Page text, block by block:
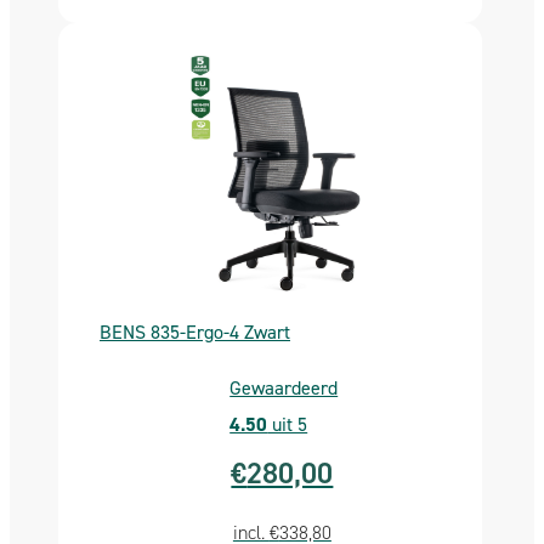
lendensteun krijgt u de optimale ondersteuning voor
Comfortabele hoofdsteun
– Een verstelbare hoofdsteun biedt extra
ondersteuning aan met name de nek maar ook uw
hoofd, wat essentieel is voor een lange werkdag.
3D Verstelbare armleggers
voren en achteren en schuin naar binnen en buiten.
Zo krijgen uw armen altijd de perfecte
ondersteuning, ongeacht uw werkhouding.
PHD Wielen voor alle vloertypen
– Voorzien van hoogwaardige PHD wielen die zorgen
voor soepele mobiliteit op zowel vloerbedekking als
BENS 835-Ergo-4 Zwart
Gewaardeerd
4.50 uit 5
€280,00
incl.€338,80